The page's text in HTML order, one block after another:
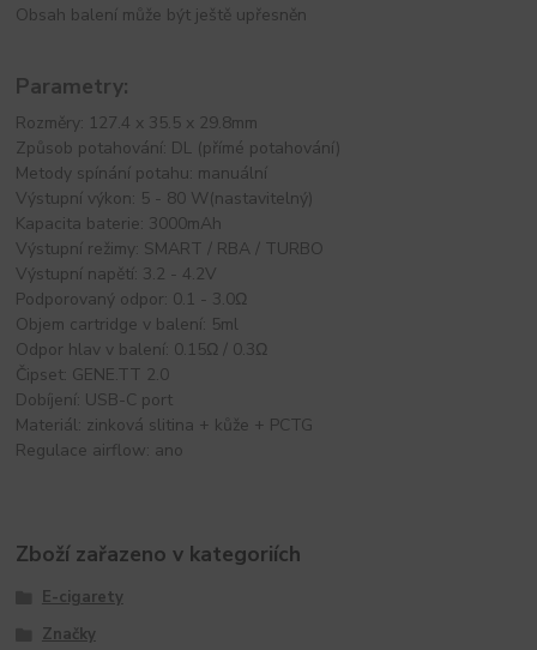
Obsah balení může být ještě upřesněn
Parametry:
Rozměry: 127.4 x 35.5 x 29.8mm
Způsob potahování: DL (přímé potahování)
Metody spínání potahu: manuální
Výstupní výkon: 5 - 80 W(nastavitelný)
Kapacita baterie: 3000mAh
Výstupní režimy: SMART / RBA / TURBO
Výstupní napětí: 3.2 - 4.2V
Podporovaný odpor: 0.1 - 3.0Ω
Objem cartridge v balení: 5ml
Odpor hlav v balení: 0.15Ω / 0.3Ω
Čipset: GENE.TT 2.0
Dobíjení: USB-C port
Materiál: zinková slitina + kůže + PCTG
Regulace airflow: ano
Zboží zařazeno v kategoriích
E-cigarety
Značky